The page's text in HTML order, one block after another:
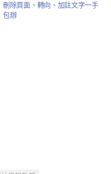
刪除頁面、轉向、加註文字一手
包辦